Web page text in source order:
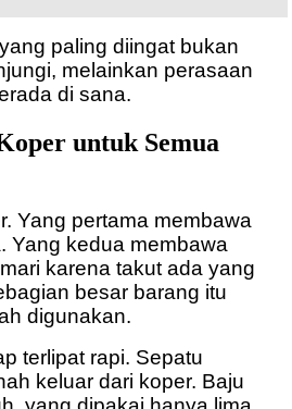
paling diingat bukan
melainkan perasaan
di sana.
untuk Semua
Yang pertama membawa
Yang kedua membawa
karena takut ada yang
besar barang itu
digunakan.
terlipat rapi. Sepatu
keluar dari koper. Baju